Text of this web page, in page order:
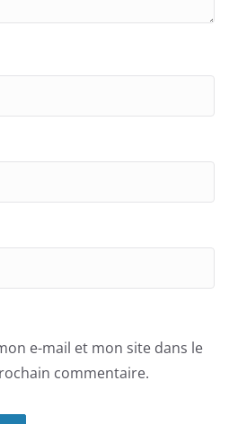
e-mail et mon site dans le
commentaire.